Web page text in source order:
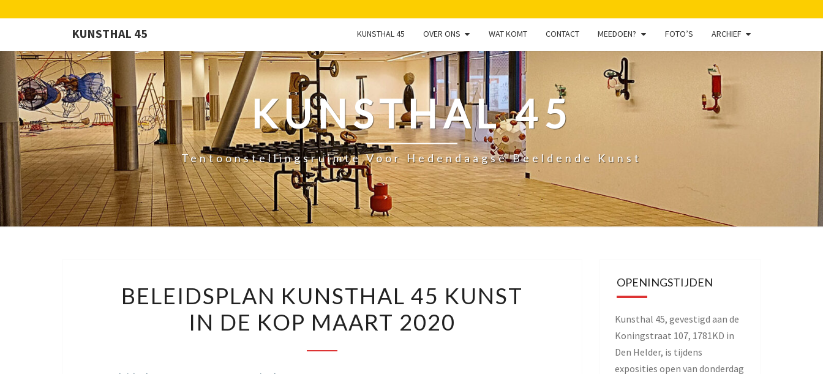
KUNSTHAL 45 KUNSTHAL 45 OVER ONS WAT KOMT CONTACT MEEDOEN? FOTO’S ARCHIEF
KUNSTHAL 45
Tentoonstellingsruimte Voor Hedendaagse Beeldende Kunst
KUNSTHAL
45
KUNST
IN
DE
BELEIDSPLAN KUNSTHAL 45 KUNST
IN DE KOP MAART 2020
OPENINGSTIJDEN
Kunsthal 45, gevestigd aan de
Koningstraat 107, 1781KD in
Den Helder, is tijdens
exposities open van donderdag